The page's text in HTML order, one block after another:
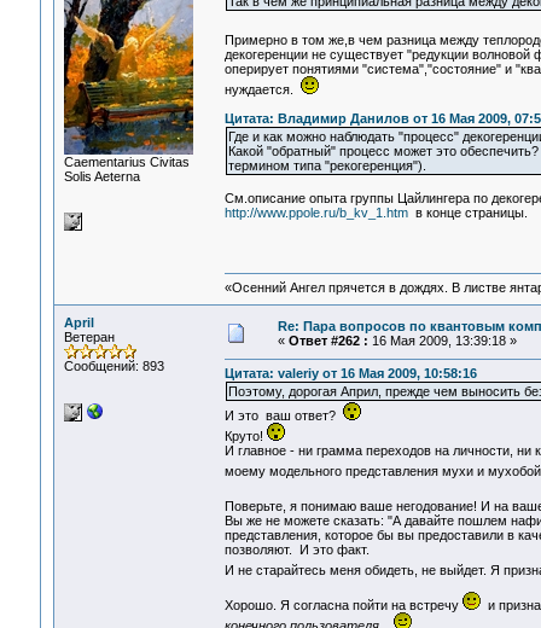
Сaementarius Civitas
Solis Aeterna
Примерно в том же,в чем разница между
декогеренции не существует "редукции
оперирует понятиями "система","состояние" и
нуждается.
Цитата: Владимир Данилов от 16 Мая 2009,
Где и как можно наблюдать "процесс"
Какой "обратный" процесс может это
термином типа "рекогеренция").
См.описание опыта группы Цайлингера по
http://www.ppole.ru/b_kv_1.htmв конце страницы.
«Осенний Ангел прячется в дождях. В листве
April
Ветеран
Сообщений: 893
Re: Пара вопросов по квантовым
« Ответ #262 : 16 Мая 2009, 13:39:18 »
Цитата: valeriy от 16 Мая 2009, 10:58:16
Поэтому, дорогая Април, прежде чем выносить
И это ваш ответ?
Круто!
И главное - ни грамма переходов на личности, ни
моему модельного представления мухи и
Поверьте, я понимаю ваше негодование! И на
Вы же не можете сказать: "А давайте пошлем
представления, которое бы вы предоставили в
позволяют. И это факт.
И не старайтесь меня обидеть, не выйдет. Я
Хорошо. Я согласна пойти на встречу
и